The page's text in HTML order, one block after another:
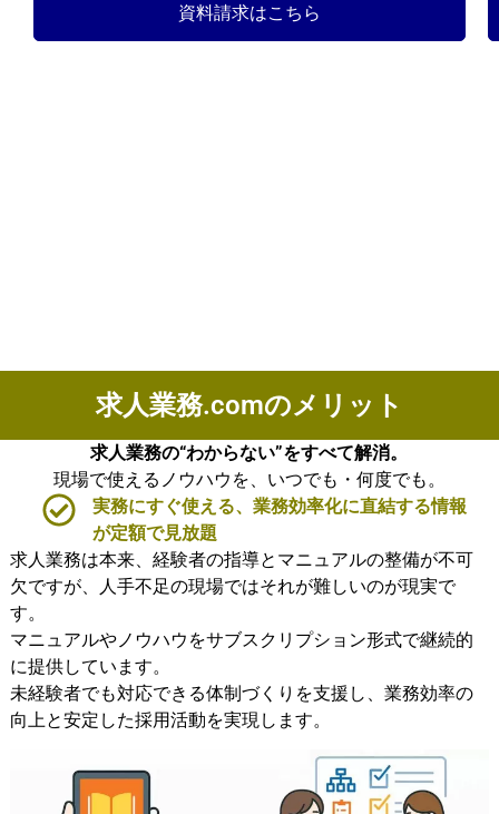
資料請求はこちら
求人業務.comのメリット
求人業務の“わからない”をすべて解消。
現場で使えるノウハウを、いつでも・何度でも。
実務にすぐ使える、業務効率化に直結する情報
が定額で見放題
求人業務は本来、経験者の指導とマニュアルの整備が不可
欠ですが、人手不足の現場ではそれが難しいのが現実で
す。
マニュアルやノウハウをサブスクリプション形式で継続的
に提供しています。
未経験者でも対応できる体制づくりを支援し、業務効率の
向上と安定した採用活動を実現します。